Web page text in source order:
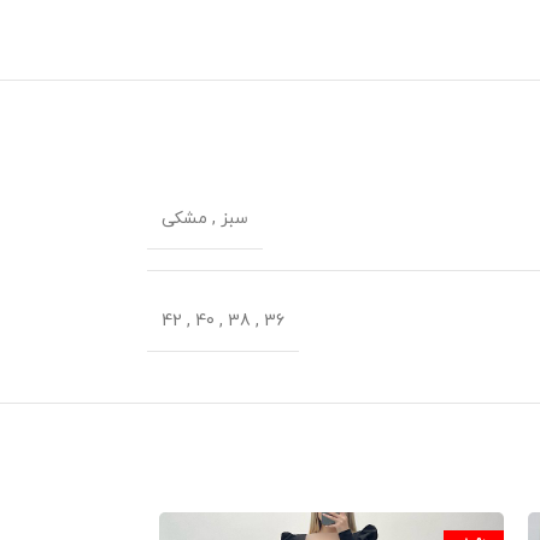
سبز , مشکی
36
,
38
,
40
,
42